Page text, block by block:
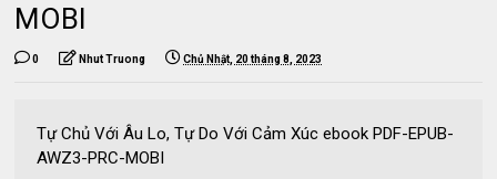
MOBI
0 Nhut Truong Chủ Nhật, 20 tháng 8, 2023
Tự Chủ Với Âu Lo, Tự Do Với Cảm Xúc ebook PDF-EPUB-
AWZ3-PRC-MOBI